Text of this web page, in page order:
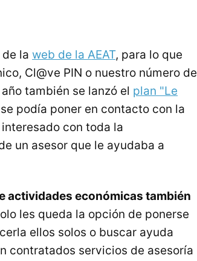
la web de la AEAT, para lo que
Cl@ve PIN o nuestro número de
también se lanzó el plan "Le
podía poner en contacto con la
con toda la
un asesor que le ayudaba a
actividades económicas también
les queda la opción de ponerse
ellos solos o buscar ayuda
contratados servicios de asesoría